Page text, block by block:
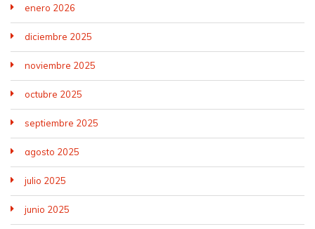
enero 2026
diciembre 2025
noviembre 2025
octubre 2025
septiembre 2025
agosto 2025
julio 2025
junio 2025